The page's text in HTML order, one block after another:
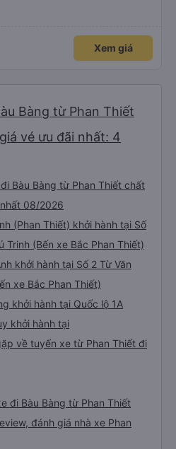
Xem giá
Bàng từ Phan Thiết
vé ưu đãi nhất: 4
Bàu Bàng từ Phan Thiết chất
08/2026
(Phan Thiết) khởi hành tại Số
Trinh (Bến xe Bắc Phan Thiết)
khởi hành tại Số 2 Từ Văn
xe Bắc Phan Thiết)
khởi hành tại Quốc lộ 1A
khởi hành tại
về tuyến xe từ Phan Thiết đi
đi Bàu Bàng từ Phan Thiết
đánh giá nhà xe Phan